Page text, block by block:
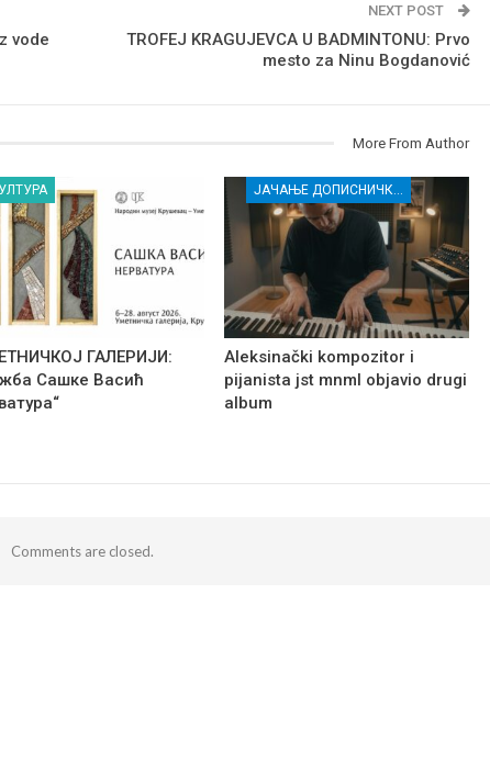
vode
NEXT POST
TROFEJ KRAGUJEVCA U BADMINTONU: Prvo
mesto za Ninu Bogdanović
More From Author
ГАЛЕРИЈИ:
Сашке Васић
ЈАЧАЊЕ ДОПИСНИЧКЕ МРЕЖЕ НЕЗАВИСНИХ МЕДИЈА У РАСИНСКОМ ОКРУГУ
Aleksinački kompozitor i
pijanista jst mnml objavio drugi
album
Comments are closed.